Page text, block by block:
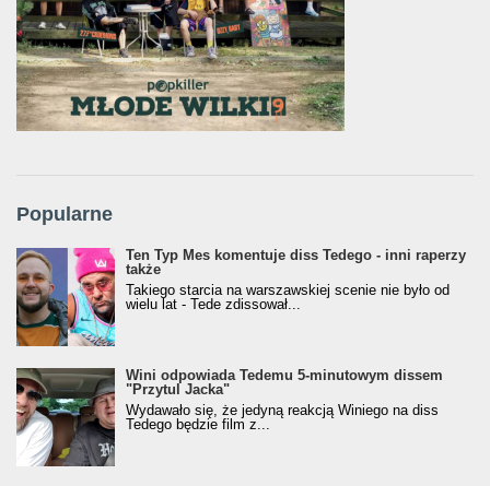
Popularne
Ten Typ Mes komentuje diss Tedego - inni raperzy
także
Takiego starcia na warszawskiej scenie nie było od
wielu lat - Tede zdissował...
Wini odpowiada Tedemu 5-minutowym dissem
"Przytul Jacka"
Wydawało się, że jedyną reakcją Winiego na diss
Tedego będzie film z...